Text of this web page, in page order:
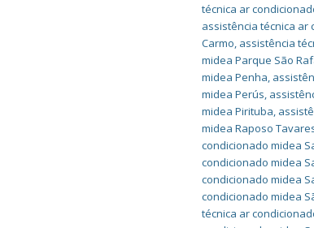
técnica ar
assistência técnica ar
Carmo, assistência
midea Parque São
midea Penha,
midea Perús,
midea Pirituba,
midea Raposo
condicionado midea
condicionado midea
condicionado midea
condicionado midea
técnica ar